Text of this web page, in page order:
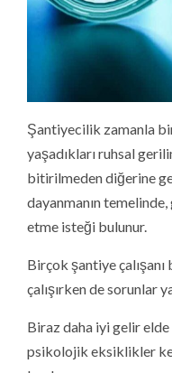
Şantiyecilik zamanla
yaşadıkları ruhsal
bitirilmeden diğerine
dayanmanın
etme isteği bulunur.
Birçok şantiye
çalışırken de sorunlar
Biraz daha iyi gelir elde
psikolojik eksiklikler